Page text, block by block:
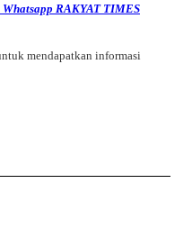
Whatsapp RAKYAT TIMES
mendapatkan informasi